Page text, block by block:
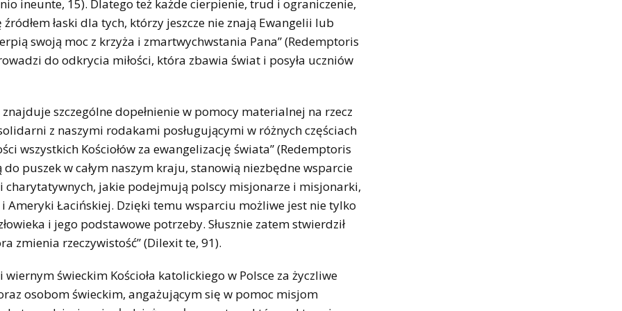
ineunte, 15). Dlatego też każde cierpienie, trud i ograniczenie,
łaski dla tych, którzy jeszcze nie znają Ewangelii lub
swoją moc z krzyża i zmartwychwstania Pana” (Redemptoris
do odkrycia miłości, która zbawia świat i posyła uczniów
szczególne dopełnienie w pomocy materialnej na rzecz
z naszymi rodakami posługującymi w różnych częściach
wszystkich Kościołów za ewangelizację świata” (Redemptoris
puszek w całym naszym kraju, stanowią niezbędne wsparcie
charytatywnych, jakie podejmują polscy misjonarze i misjonarki,
Ameryki Łacińskiej. Dzięki temu wsparciu możliwe jest nie tylko
i jego podstawowe potrzeby. Słusznie zatem stwierdził
zmienia rzeczywistość” (Dilexit te, 91).
świeckim Kościoła katolickiego w Polsce za życzliwe
osobom świeckim, angażującym się w pomoc misjom